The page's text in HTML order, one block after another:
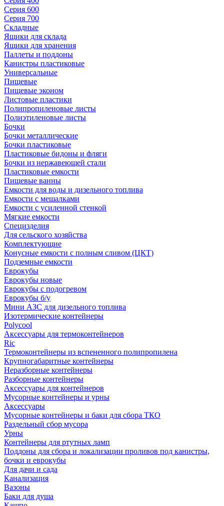
Серия 600
Серия 700
Складные
Ящики для склада
Ящики для хранения
Паллеты и поддоны
Канистры пластиковые
Универсальные
Пищевые
Пищевые эконом
Листовые пластики
Полипропиленовые листы
Полиэтиленовые листы
Бочки
Бочки металлические
Бочки пластиковые
Пластиковые бидоны и фляги
Бочки из нержавеющей стали
Пластиковые емкости
Пищевые ванны
Емкости для воды и дизельного топлива
Емкости с мешалками
Емкости с усиленной стенкой
Мягкие емкости
Специзделия
Для сельского хозяйства
Комплектующие
Конусные емкости с полным сливом (ЦКТ)
Подземные емкости
Еврокубы
Еврокубы новые
Еврокубы с подогревом
Еврокубы б/у
Мини АЗС для дизельного топлива
Изотермические контейнеры
Polycool
Аксессуары для термоконтейнеров
Ric
Термоконтейнеры из вспененного полипропилена
Крупногабаритные контейнеры
Неразборные контейнеры
Разборные контейнеры
Аксессуары для контейнеров
Мусорные контейнеры и урны
Аксессуары
Мусорные контейнеры и баки для сбора ТКО
Раздельный сбор мусора
Урны
Контейнеры для ртутных ламп
Поддоны для сбора и локализации проливов под канистры,
бочки и еврокубы
Для дачи и сада
Канализация
Вазоны
Баки для душа